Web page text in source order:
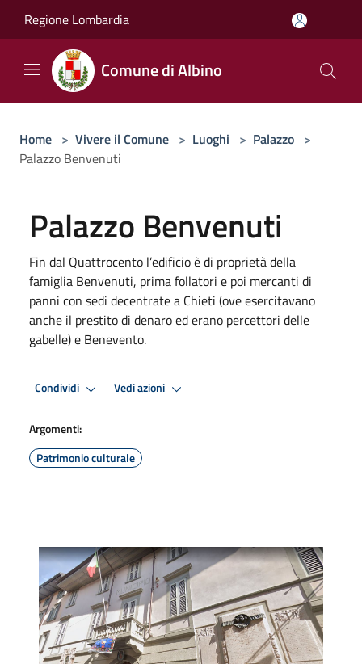
Regione Lombardia
Comune di Albino
Home > Vivere il Comune > Luoghi > Palazzo >
Palazzo Benvenuti
Palazzo Benvenuti
Fin dal Quattrocento l’edificio è di proprietà della
famiglia Benvenuti, prima follatori e poi mercanti di
panni con sedi decentrate a Chieti (ove esercitavano
anche il prestito di denaro ed erano percettori delle
gabelle) e Benevento.
Condividi Vedi azioni
Argomenti:
Patrimonio culturale